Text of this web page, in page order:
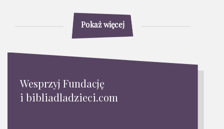
Pokaż więcej
Wesprzyj Fundację
i bibliadladzieci.com